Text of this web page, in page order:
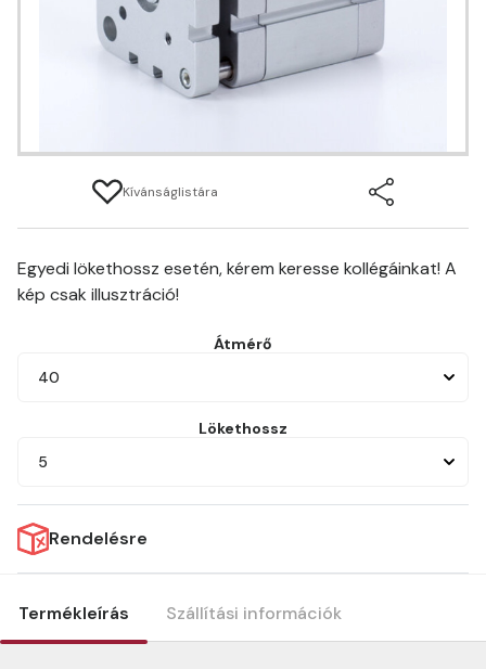
Kívánságlistára
Egyedi lökethossz esetén, kérem keresse kollégáinkat! A
kép csak illusztráció!
Átmérő
40
Lökethossz
5
Rendelésre
Termékleírás Szállítási információk